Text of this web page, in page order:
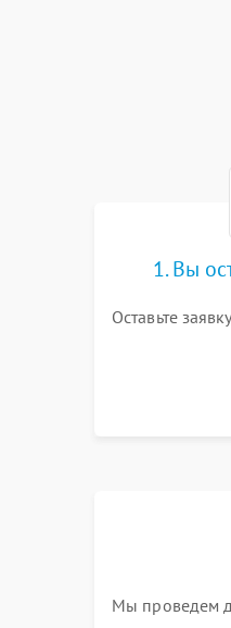
1. Вы
Оставьте
Мы проведем